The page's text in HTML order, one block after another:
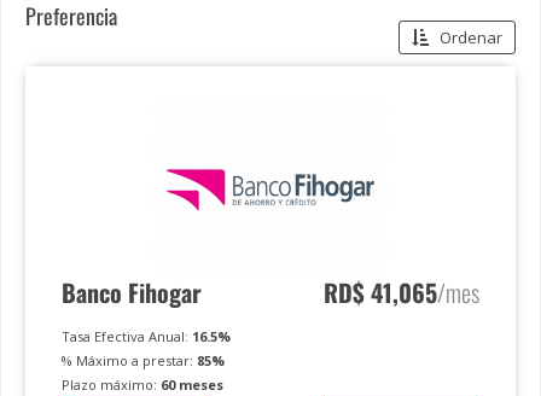
Preferencia
Ordenar
Banco Fihogar RD$41,065/mes
Tasa Efectiva Anual: 16.5%
% Máximo a prestar: 85%
Plazo máximo: 60meses